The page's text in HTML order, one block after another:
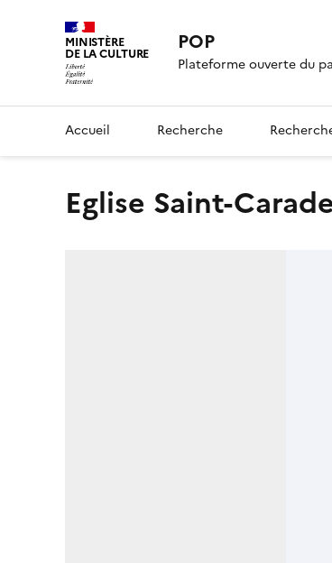
MINISTÈRE
DE LA CULTURE POP
Plateforme ouverte du
Accueil Recherche
Eglise Saint-